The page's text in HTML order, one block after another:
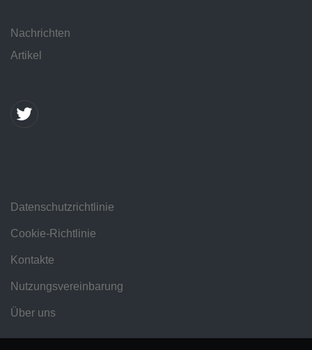
Nachrichten
Artikel
Datenschutzrichtlinie
Cookie-Richtlinie
Kontakte
Nutzungsvereinbarung
Über uns